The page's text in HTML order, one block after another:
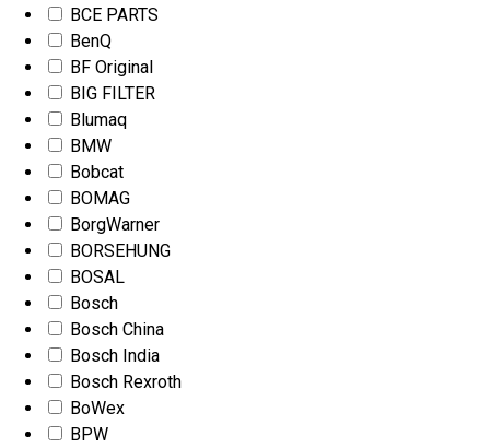
BCE PARTS
BenQ
BF Original
BIG FILTER
Blumaq
BMW
Bobcat
BOMAG
BorgWarner
BORSEHUNG
BOSAL
Bosch
Bosch China
Bosch India
Bosch Rexroth
BoWex
BPW